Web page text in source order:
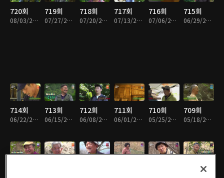
720회
08/03/2026 • 58분
719회
07/27/2026 • 59분
718회
07/20/2026 • 58분
717회
07/13/2026 • 59분
716회
07/06/2026 • 58분
715회
06/29/2026 • 58분
714회
06/22/2026 • 58분
713회
06/15/2026 • 59분
712회
06/08/2026 • 59분
711회
06/01/2026 • 58분
710회
05/25/2026 • 58분
709회
05/18/2026 • 59분
703회